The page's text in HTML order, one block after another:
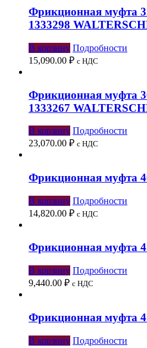
Фрикционная муфта
1333298
В корзину Подробности
15,090.00 ₽ с НДС
Фрикционная муфта
1333267
В корзину Подробности
23,070.00 ₽ с НДС
Фрикционная муфта
В корзину Подробности
14,820.00 ₽ с НДС
Фрикционная муфта
В корзину Подробности
9,440.00 ₽ с НДС
Фрикционная муфта
В корзину Подробности